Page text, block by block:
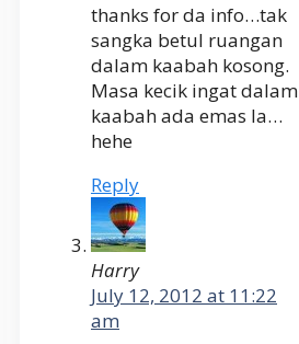
thanks for da info…tak
sangka betul ruangan
dalam kaabah kosong.
Masa kecik ingat dalam
kaabah ada emas la…
hehe
Reply
Harry
July 12, 2012 at 11:22
am